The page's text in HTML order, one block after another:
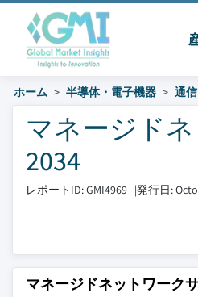
ホーム 半導体・電子機器 通
マネージド
2034
レポートID: GMI4969 |発行日:
マネージドネットワーク